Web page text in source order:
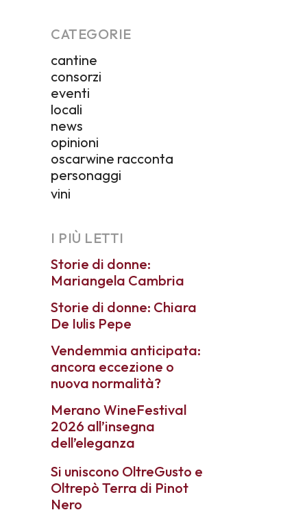
CATEGORIE
cantine
consorzi
eventi
locali
news
opinioni
oscarwine racconta
personaggi
vini
I PIÙ LETTI
Storie di donne:
Mariangela Cambria
Storie di donne: Chiara
De Iulis Pepe
Vendemmia anticipata:
ancora eccezione o
nuova normalità?
Merano WineFestival
2026 all’insegna
dell’eleganza
Si uniscono OltreGusto e
Oltrepò Terra di Pinot
Nero